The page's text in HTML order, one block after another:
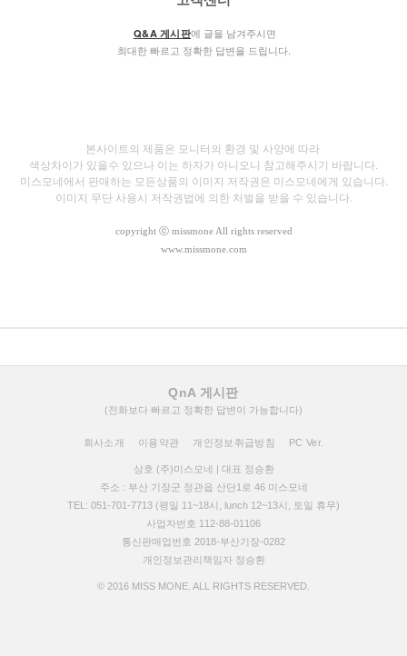
Q&A 게시판에 글을 남겨주시면
최대한 빠르고 정확한 답변을 드립니다.
본사이트의 제품은 모니터의 환경 및 사양에 따라
색상차이가 있을수 있으나 이는 하자가 아니오니 참고해주시기 바랍니다.
미스모네에서 판매하는 모든상품의 이미지 저작권은 미스모네에게 있습니다.
이미지 무단 사용시 저작권법에 의한 처벌을 받을 수 있습니다.
copyright ⓒ missmone All rights reserved
www.missmone.com
QnA 게시판
(전화보다 빠르고 정확한 답변이 가능합니다)
회사소개 이용약관 개인정보취급방침 PC Ver.
상호 (주)미스모네 | 대표 정승환
주소 : 부산 기장군 정관읍 산단1로 46 미스모네
TEL: 051-701-7713 (평일 11~18시, lunch 12~13시, 토일 휴무)
사업자번호 112-88-01106
통신판매업번호 2018-부산기장-0282
개인정보관리책임자 정승환
© 2016 MISS MONE. ALL RIGHTS RESERVED.